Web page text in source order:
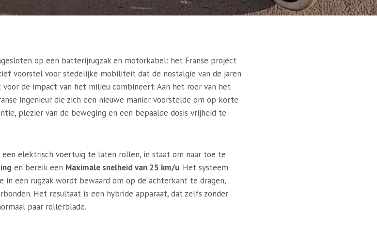
op een batterijrugzak en motorkabel: het Franse project
voorstel voor stedelijke mobiliteit dat de nostalgie van de jaren
de impact van het milieu combineert. Aan het roer van het
ingenieur die zich een nieuwe manier voorstelde om op korte
plezier van de beweging en een bepaalde dosis vrijheid te
een elektrisch voertuig te laten rollen, in staat om naar toe te
en bereik een Maximale snelheid van 25 km/u. Het systeem
in een rugzak wordt bewaard om op de achterkant te dragen,
Het resultaat is een hybride apparaat, dat zelfs zonder
paar rollerblade.